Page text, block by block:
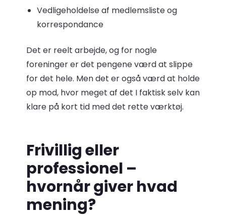
Vedligeholdelse af medlemsliste og
korrespondance
Det er reelt arbejde, og for nogle
foreninger er det pengene værd at slippe
for det hele. Men det er også værd at holde
op mod, hvor meget af det I faktisk selv kan
klare på kort tid med det rette værktøj.
Frivillig eller
professionel –
hvornår giver hvad
mening?